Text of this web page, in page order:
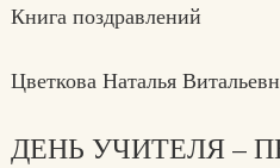
Книга поздравлений
Цветкова Наталья
ДЕНЬ УЧИТЕЛЯ –